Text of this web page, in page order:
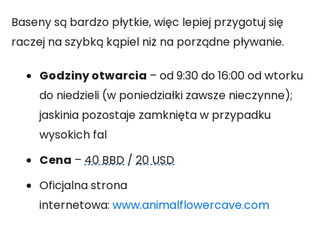
Baseny są bardzo płytkie, więc lepiej przygotuj się
raczej na szybką kąpiel niż na porządne pływanie.
Godziny otwarcia – od 9:30 do 16:00 od wtorku
do niedzieli (w poniedziałki zawsze nieczynne);
jaskinia pozostaje zamknięta w przypadku
wysokich fal
Cena – 40 BBD / 20 USD
Oficjalna strona
internetowa: www.animalflowercave.com